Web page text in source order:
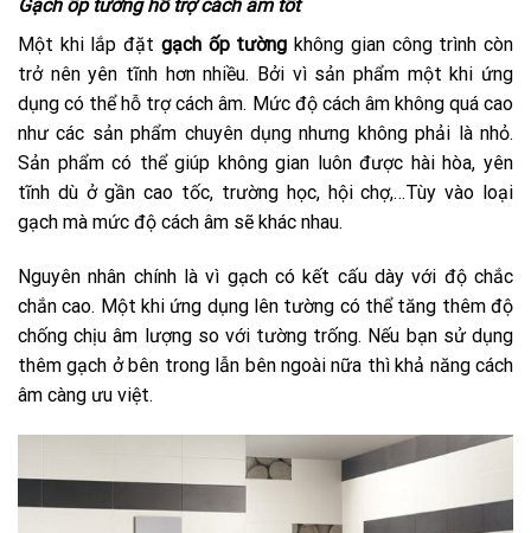
Gạch ốp tường hỗ trợ cách âm tốt
Một khi lắp đặt gạch ốp tườngkhông gian công trình còn
trở nên yên tĩnh hơn nhiều. Bởi vì sản phẩm một khi ứng
dụng có thể hỗ trợ cách âm. Mức độ cách âm không quá cao
như các sản phẩm chuyên dụng nhưng không phải là nhỏ.
Sản phẩm có thể giúp không gian luôn được hài hòa, yên
tĩnh dù ở gần cao tốc, trường học, hội chợ,…Tùy vào loại
gạch mà mức độ cách âm sẽ khác nhau.
Nguyên nhân chính là vì gạch có kết cấu dày với độ chắc
chắn cao. Một khi ứng dụng lên tường có thể tăng thêm độ
chống chịu âm lượng so với tường trống. Nếu bạn sử dụng
thêm gạch ở bên trong lẫn bên ngoài nữa thì khả năng cách
âm càng ưu việt.